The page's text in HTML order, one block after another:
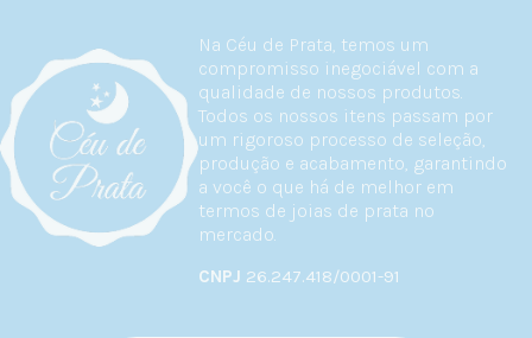
Na Céu de Prata, temos um
compromisso inegociável com a
qualidade de nossos produtos.
Todos os nossos itens passam por
um rigoroso processo de seleção,
produção e acabamento, garantindo
a você o que há de melhor em
termos de joias de prata no
mercado.
CNPJ 26.247.418/0001-91